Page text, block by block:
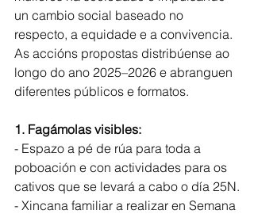
un cambio social baseado no
respecto, a equidade e a convivencia.
As accións propostas distribúense ao
longo do ano 2025–2026 e abranguen
diferentes públicos e formatos.
1. Fagámolas visibles:
- Espazo a pé de rúa para toda a
poboación e con actividades para os
cativos que se levará a cabo o día 25N.
- Xincana familiar a realizar en Semana